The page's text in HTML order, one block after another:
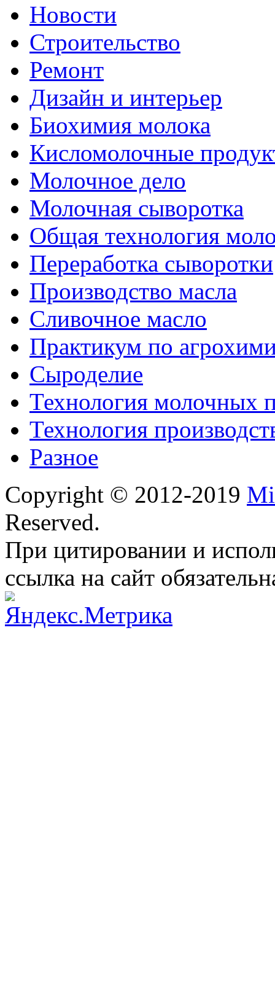
Новости
Строительство
Ремонт
Дизайн и интерьер
Биохимия молока
Кисломолочные
Молочное дело
Молочная сыворотка
Общая технология
Переработка сыворотки
Производство масла
Сливочное масло
Практикум по
Сыроделие
Технология молочных
Технология
Разное
Copyright © 2012-2019
Reserved.
При цитировании и
ссылка на сайт